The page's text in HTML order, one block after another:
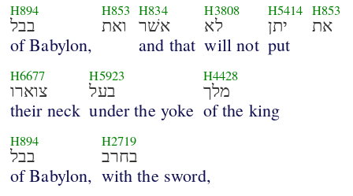
H894
בבל
of Babylon,
H853
ואת
H834
אשׁר
and that
H3808
לא
will not
H5414
יתן
put
H853
את
H6677
צוארו
their neck
H5923
בעל
under the yoke
H4428
מלך
of the king
H894
בבל
of Babylon,
H2719
בחרב
with the sword,